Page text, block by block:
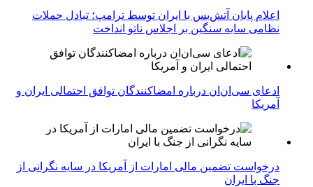
اعلام پایان آتش‌بس با ایران توسط ترامپ؛ تبادل حملات
نظامی سایه سنگین بر اجلاس ناتو انداخت
ادعای سی‌ان‌ان درباره امضاکنندگان توافق احتمالی ایران و
آمریکا
درخواست تضمین مالی امارات از آمریکا در سایه نگرانی از
جنگ با ایران